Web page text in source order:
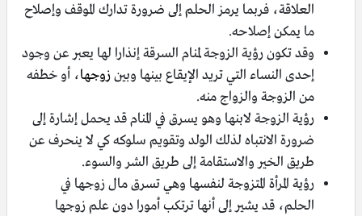
العلاقة، فربما يرمز الحلم إلى ضرورة تدارك الموقف وإصلاح
ما يمكن إصلاحه.
وقد تكون رؤية الزوجة لمنام السرقة إنذارا لها يعبر عن وجود
إحدى النساء التي تريد الإيقاع بينها وبينزوجها، أو خطفه
من الزوجة والزواج منه.
رؤية الزوجة لابنها وهو يسرق في المنام قد يحمل إشارة إلى
ضرورة الانتباه لذلك الولد وتقويم سلوكه كي لا ينحرف عن
طريق الخير والاستقامة إلى طريق الشر والسوء.
رؤية المرأة المتزوجة لنفسها وهي تسرق مال زوجها في
الحلم، قد يشير إلى أنها ترتكب أمورا دون علم زوجها